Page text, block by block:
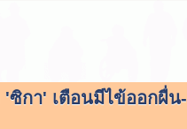
'ซิกา' เตือนมีไข้ออกผื่